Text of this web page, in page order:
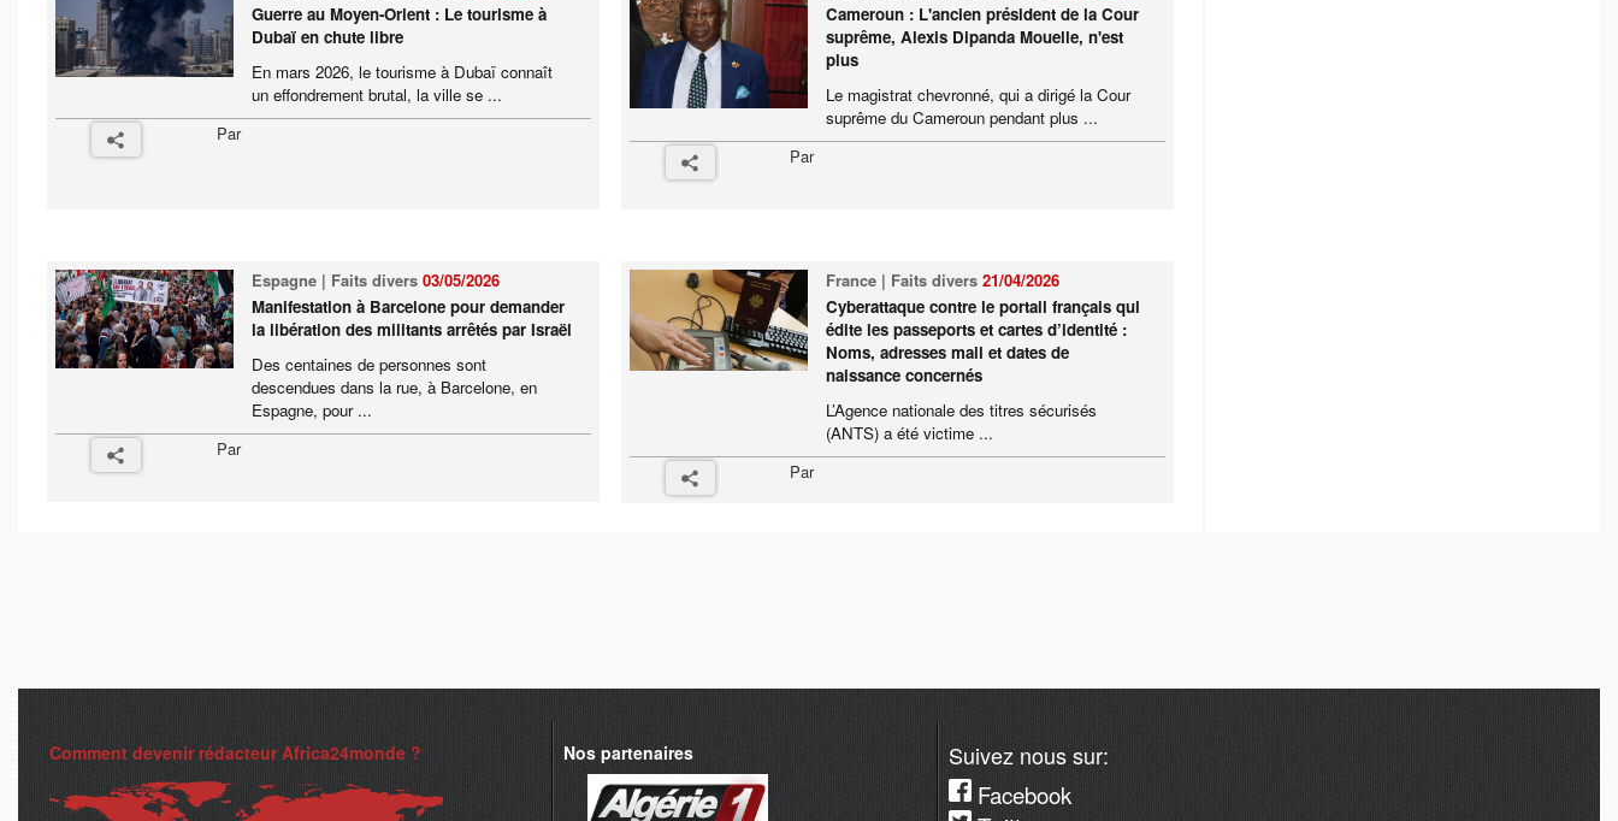
Guerre au Moyen-Orient : Le tourisme à
Dubaï en chute libre
En mars 2026, le tourisme à Dubaï connaît
un effondrement brutal, la ville se ...
Par
Cameroun : L'ancien président de la Cour
suprême, Alexis Dipanda Mouelle, n'est
plus
Le magistrat chevronné, qui a dirigé la Cour
suprême du Cameroun pendant plus ...
Par
Espagne | Faits divers03/05/2026
Manifestation à Barcelone pour demander
la libération des militants arrêtés par Israël
Des centaines de personnes sont
descendues dans la rue, à Barcelone, en
Espagne, pour ...
Par
France | Faits divers 21/04/2026
Cyberattaque contre le portail français qui
édite les passeports et cartes d’identité :
Noms, adresses mail et dates de
naissance concernés
L’Agence nationale des titres sécurisés
(ANTS) a été victime ...
Par
Comment devenir rédacteur Africa24monde ? Nos partenaires
Suivez nous sur:
Facebook